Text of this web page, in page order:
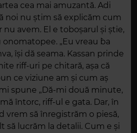
cea mai amuzantă. Adi
noi nu știm să explicăm cum
nu avem. El e toboșarul și știe,
„Eu vreau `ba
își dă seama. Kassan prinde
riff-uri pe chitară, așa că
ce viziune am și cum aș
spune „Dă-mi două minute,
întorc, riff-ul e gata. Dar, în
vrem să înregistrăm o piesă,
să lucrăm la detalii. Cum e și